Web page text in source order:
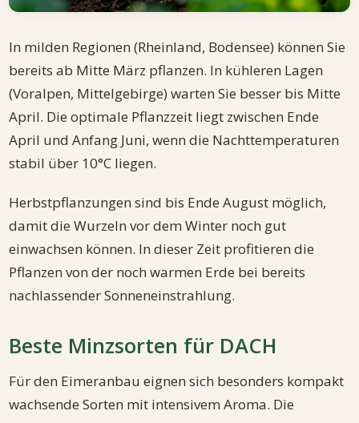
In milden Regionen (Rheinland, Bodensee) können Sie
bereits ab Mitte März pflanzen. In kühleren Lagen
(Voralpen, Mittelgebirge) warten Sie besser bis Mitte
April. Die optimale Pflanzzeit liegt zwischen Ende
April und Anfang Juni, wenn die Nachttemperaturen
stabil über 10°C liegen.
Herbstpflanzungen sind bis Ende August möglich,
damit die Wurzeln vor dem Winter noch gut
einwachsen können. In dieser Zeit profitieren die
Pflanzen von der noch warmen Erde bei bereits
nachlassender Sonneneinstrahlung.
Beste Minzsorten für DACH
Für den Eimeranbau eignen sich besonders kompakt
wachsende Sorten mit intensivem Aroma. Die